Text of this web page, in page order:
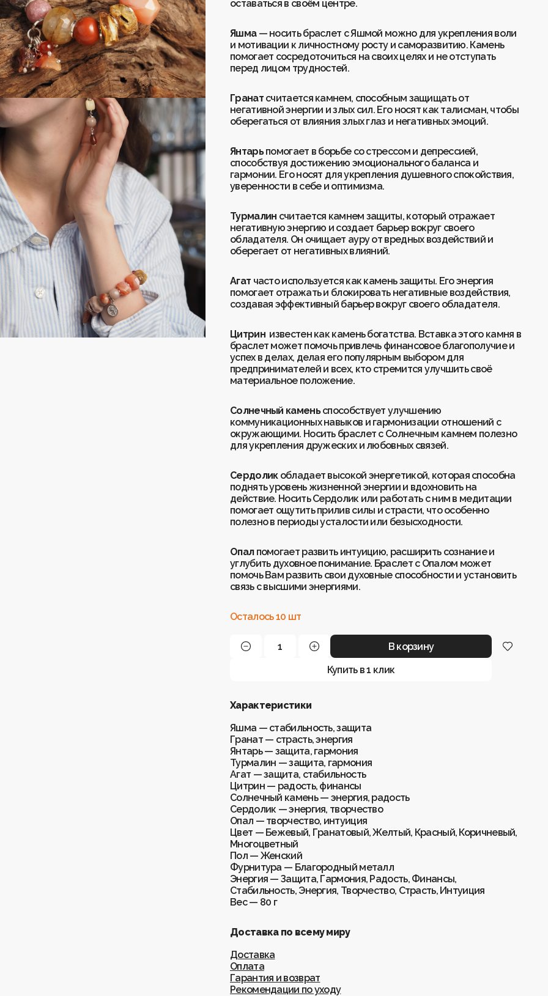
Духовность
Женская энергия
Интуиция
Мудрость
Здоровье
Заземление
Радость
Финансы
Творчество
Чистота
Очищение
Стабильность
Спокойствие
Интуиция
Энергия
Очищение
Чистота
Энергия
Творчество
Очищение
Радость
Страсть
Духовность
Чистота
Трансформация
Интуиция
Стабильность
Заземление
Здоровье
Трансформация
Страсть
Очищение
Энергия
Стабильность
Интуиция
Очищение
Энергия
Радость
Творчество
Спокойствие
Заземление
Баланс
Чистота
Трансформация
Мудрость
Спокойствие
Духовность
Финансы
Креативность
Любовь
Удача
оставаться в своём центре.
Яшма— носить браслет с Яшмой можно для укрепления воли
и мотивации к личностному росту и саморазвитию. Камень
помогает сосредоточиться на своих целях и не отступать
перед лицом трудностей.
Гранат считается камнем, способным защищать от
негативной энергии и злых сил. Его носят как талисман, чтобы
оберегаться от влияния злых глаз и негативных эмоций.
Янтарьпомогает в борьбе со стрессом и депрессией,
способствуя достижению эмоционального баланса и
гармонии. Его носят для укрепления душевного спокойствия,
уверенности в себе и оптимизма.
Турмалин считается камнем защиты, который отражает
негативную энергию и создает барьер вокруг своего
обладателя. Он очищает ауру от вредных воздействий и
оберегает от негативных влияний.
Агат часто используется как камень защиты. Его энергия
помогает отражать и блокировать негативные воздействия,
создавая эффективный барьер вокруг своего обладателя.
Цитринизвестен как камень богатства. Вставка этого камня в
браслет может помочь привлечь финансовое благополучие и
успех в делах, делая его популярным выбором для
предпринимателей и всех, кто стремится улучшить своё
материальное положение.
Солнечный каменьспособствует улучшению
коммуникационных навыков и гармонизации отношений с
окружающими. Носить браслет с Солнечным камнем полезно
для укрепления дружеских и любовных связей.
Сердоликобладает высокой энергетикой, которая способна
поднять уровень жизненной энергии и вдохновить на
действие. Носить Сердолик или работать с ним в медитации
помогает ощутить прилив силы и страсти, что особенно
полезно в периоды усталости или безысходности.
Опалпомогает развить интуицию, расширить сознание и
углубить духовное понимание. Браслет с Опалом может
помочь Вам развить свои духовные способности и установить
связь с высшими энергиями.
Осталось 10 шт
В корзину
Купить в 1 клик
Характеристики
Яшма — стабильность, защита
Гранат — страсть, энергия
Янтарь — защита, гармония
Турмалин — защита, гармония
Агат — защита, стабильность
Цитрин — радость, финансы
Солнечный камень — энергия, радость
Сердолик — энергия, творчество
Опал — творчество, интуиция
Цвет — Бежевый, Гранатовый, Желтый, Красный, Коричневый,
Многоцветный
Пол — Женский
Фурнитура — Благородный металл
Энергия — Защита, Гармония, Радость, Финансы,
Стабильность, Энергия, Творчество, Страсть, Интуиция
Вес — 80 г
Доставка по всему миру
Доставка
Оплата
Гарантия и возврат
Рекомендации по уходу